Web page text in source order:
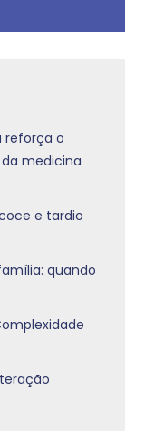
reforça o
medicina
e tardio
quando